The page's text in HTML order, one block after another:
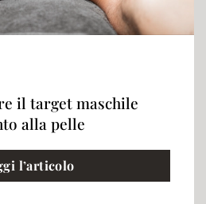
il target maschile
alla pelle
l’articolo